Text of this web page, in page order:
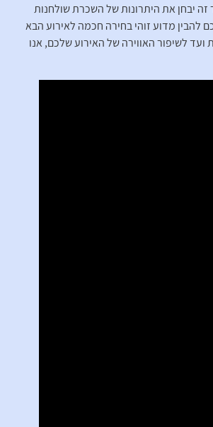
זה יבחן את היתרונות של השכרת שולחנות
להבין מדוע זוהי בחירה חכמה לאירוע הבא
ועד לשיפור האווירה של האירוע שלכם, אנו